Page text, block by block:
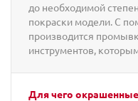
до необходимой
покраски модели. С
производится
инструментов,
Для чего